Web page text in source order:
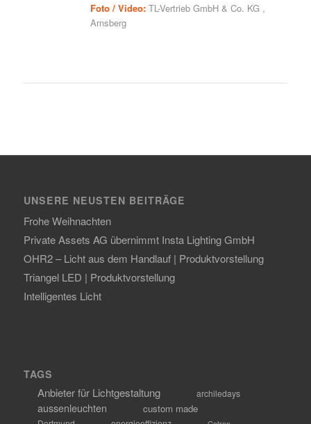
Foto / Video:TL-Vertrieb GmbH & Co. KG ,
Arnsberg
UNSERE NEUSTEN BEITRÄGE
Frohe Weihnachten
Private Assets AG übernimmt Insta Lighting GmbH
OHR2 – Licht aus dem Handlauf | Produktvorstellung
Triangel LED | Produktvorstellung
Intelligentes Licht
TAGS
Anbieter für Lichtgestaltung archiledays
aussenleuchten custom made